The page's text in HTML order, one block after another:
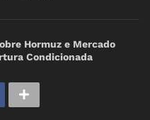
Hormuz e Mercado
Condicionada